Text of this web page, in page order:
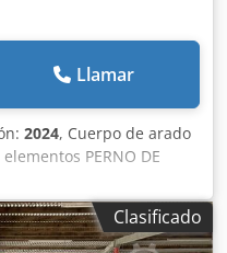
Llamar
2024, Cuerpo de arado
PERNO DE
Clasificado